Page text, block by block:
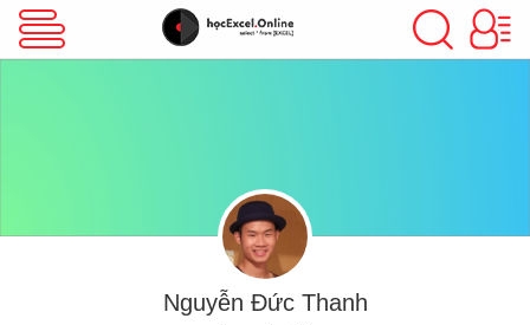
VBA Excel
Excel Nâng Cao
Nguyễn Đức Thanh